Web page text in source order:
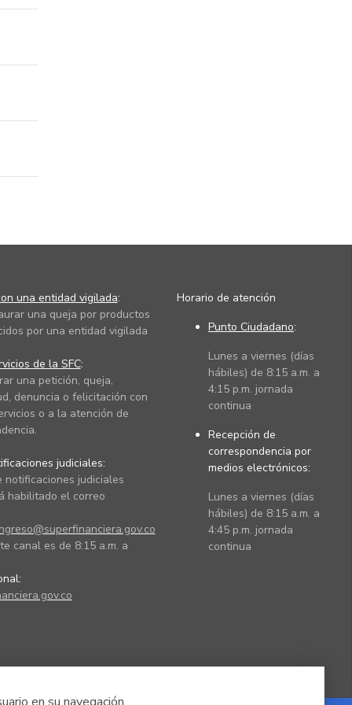
una entidad vigilada:
una queja por productos
por una entidad vigilada
de la SFC:
una petición, queja,
denuncia o felicitación con
o a la atención de
judiciales:
notificaciones judiciales
habilitado el correo
canal es de 8:15 a.m. a
Horario de atención
Punto Ciudadano:
Lunes a viernes (días
hábiles) de 8:15 a.m. a
4:15 p.m. jornada
continua
Recepción de
correspondencia por
medios electrónicos:
Lunes a viernes (días
hábiles) de 8:15 a.m. a
4:45 p.m. jornada
continua